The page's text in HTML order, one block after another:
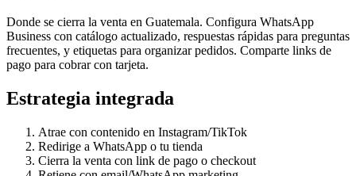
Donde se cierra la venta en Guatemala. Configura WhatsApp
Business con catálogo actualizado, respuestas rápidas para preguntas
frecuentes, y etiquetas para organizar pedidos. Comparte links de
pago para cobrar con tarjeta.
Estrategia integrada
Atrae con contenido en Instagram/TikTok
Redirige a WhatsApp o tu tienda
Cierra la venta con link de pago o checkout